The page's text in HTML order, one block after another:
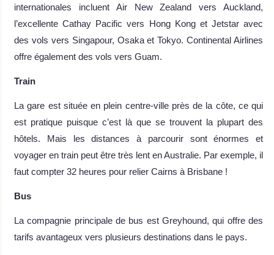
internationales incluent Air New Zealand vers Auckland,
l’excellente Cathay Pacific vers Hong Kong et Jetstar avec
des vols vers Singapour, Osaka et Tokyo. Continental Airlines
offre également des vols vers Guam.
Train
La gare est située en plein centre-ville près de la côte, ce qui
est pratique puisque c’est là que se trouvent la plupart des
hôtels. Mais les distances à parcourir sont énormes et
voyager en train peut être très lent en Australie. Par exemple, il
faut compter 32 heures pour relier Cairns à Brisbane !
Bus
La compagnie principale de bus est Greyhound, qui offre des
tarifs avantageux vers plusieurs destinations dans le pays.